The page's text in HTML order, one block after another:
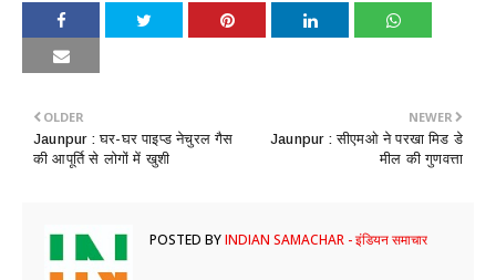
NEWER
​Jaunpur : सीएमओ ने परखा मिड डे
मील की गुणवत्ता
OLDER
​Jaunpur : घर-घर पाइप्ड नेचुरल गैस
की आपूर्ति से लोगों में खुशी
POSTED BYINDIAN SAMACHAR - इंडियन समाचार